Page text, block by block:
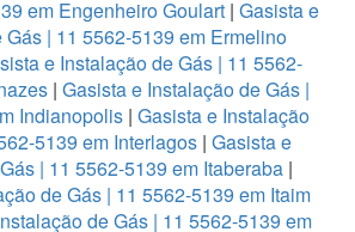
em Engenheiro Goulart | Gasista e
Gás | 11 5562-5139 em Ermelino
e Instalação de Gás | 11 5562-
| Gasista e Instalação de Gás |
Indianopolis | Gasista e Instalação
5139 em Interlagos| Gasista e
| 11 5562-5139 em Itaberaba |
de Gás | 11 5562-5139 em Itaim
de Gás | 11 5562-5139 em